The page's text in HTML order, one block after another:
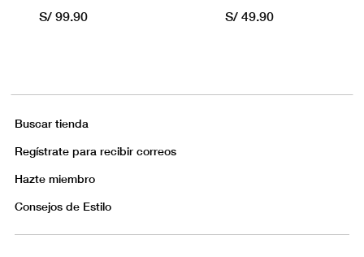
S/ 99.90 S/ 49.90
Buscar tienda
Regístrate para recibir correos
Hazte miembro
Consejos de Estilo